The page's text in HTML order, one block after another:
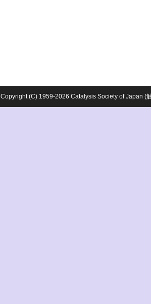
Copyright (C) 1959-2026 Catalysis Society of Japan (